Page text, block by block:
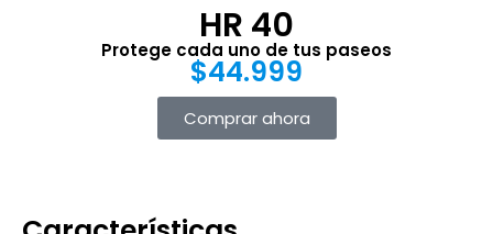
HR 40
Protege cada uno de tus paseos
$44.999
Comprar ahora